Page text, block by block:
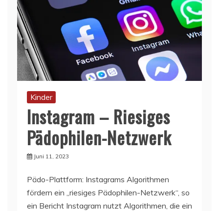
Kinder
Instagram – Riesiges
Pädophilen-Netzwerk
Juni 11, 2023
Pädo-Plattform: Instagrams Algorithmen
fördern ein „riesiges Pädophilen-Netzwerk“, so
ein Bericht Instagram nutzt Algorithmen, die ein